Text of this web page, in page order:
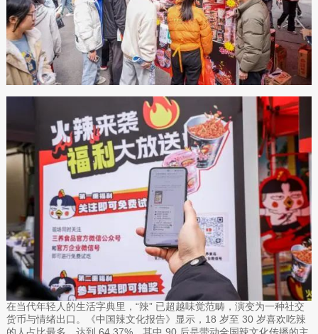
在当代年轻人的生活字典里，“辣” 已超越味觉范畴，演变为一种社交
货币与情绪出口。《中国辣文化报告》显示，18 岁至 30 岁喜欢吃辣
的人占比最多，达到 64.37%，其中 90 后是带动全国辣文化传播的主